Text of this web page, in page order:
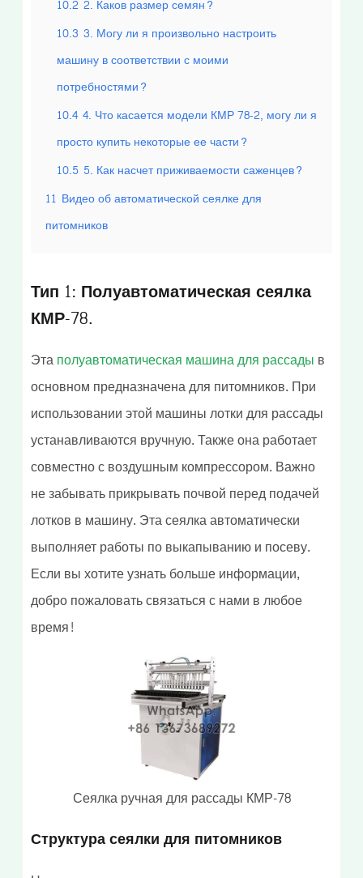
10.2 2. Каков размер семян?
10.3 3. Могу ли я произвольно настроить
машину в соответствии с моими
потребностями?
10.4 4. Что касается модели КМР 78-2, могу ли я
просто купить некоторые ее части?
10.5 5. Как насчет приживаемости саженцев?
11 Видео об автоматической сеялке для
питомников
Тип 1: Полуавтоматическая сеялка
КМР-78.
Этаполуавтоматическая машина для рассады в
основном предназначена для питомников. При
использовании этой машины лотки для рассады
устанавливаются вручную. Также она работает
совместно с воздушным компрессором. Важно
не забывать прикрывать почвой перед подачей
лотков в машину. Эта сеялка автоматически
выполняет работы по выкапыванию и посеву.
Если вы хотите узнать больше информации,
добро пожаловать связаться с нами в любое
время!
Сеялка ручная для рассады КМР-78
Структура сеялки для питомников